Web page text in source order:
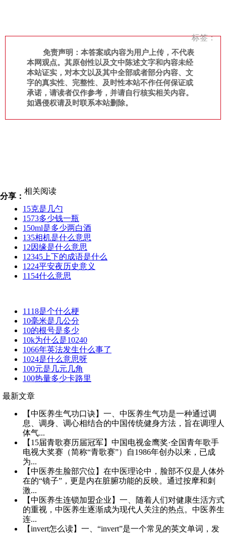
标签：
免责声明：本答案或内容为用户上传，不代表
本网观点。其原创性以及文中陈述文字和内容未经
本站证实，对本文以及其中全部或者部分内容、文
字的真实性、完整性、及时性本站不作任何保证或
承诺，请读者仅作参考，并请自行核实相关内容。
如遇侵权请及时联系本站删除。
分享：
相关阅读
15克是几勺
1573多少钱一瓶
150ml是多少两白酒
135相机是什么意思
12因缘是什么意思
12345上下的成语是什么
1224平安夜历史意义
1154什么意思
1118是个什么梗
10毫米是几公分
10的根号是多少
10k为什么是10240
1066年英法发生什么事了
1024是什么意思呀
100元是几元几角
100热量多少卡路里
最新文章
【中医养生气功口诀】一、中医养生气功是一种通过调
息、调身、调心相结合的中国传统健身方法，旨在调理人
体气...
【15届青歌赛历届冠军】中国电视金鹰奖·全国青年歌手
电视大奖赛（简称“青歌赛”）自1986年创办以来，已成
为...
【中医养生脸部穴位】在中医理论中，脸部不仅是人体外
在的“镜子”，更是内在脏腑功能的反映。通过按摩和刺
激...
【中医养生连锁加盟企业】一、随着人们对健康生活方式
的重视，中医养生逐渐成为现代人关注的热点。中医养生
连...
【invert怎么读】一、“invert”是一个常见的英文单词，发